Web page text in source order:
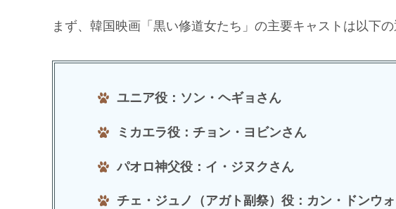
まず、韓国映画「黒い修道女たち」の主要キャストは以下の
ユニア役：ソン・ヘギョさん
ミカエラ役：チョン・ヨビンさん
パオロ神父役：イ・ジヌクさん
チェ・ジュノ（アガト副祭）役：カン・ドンウ